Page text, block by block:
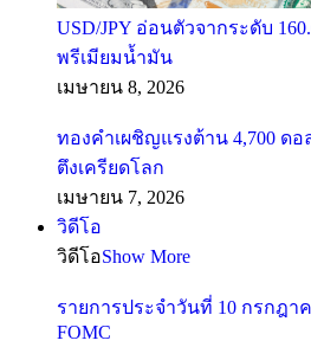
USD/JPY อ่อนตัวจากระดับ
พรีเมียมน้ำมัน
เมษายน 8, 2026
ทองคำเผชิญแรงต้าน 4,700 ด
ตึงเครียดโลก
เมษายน 7, 2026
วิดีโอ
วิดีโอShow More
รายการประจำวันที่ 10 กรกฎา
FOMC